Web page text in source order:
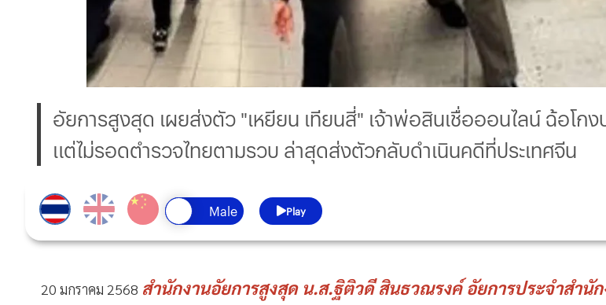
อัยการสูงสุด เผยส่งตัว "เหยียน เทียนสี่" เจ้าพ่อสินเชื่อออนไลน์ ฉ้อโก
แต่ไม่รอดตำรวจไทยตามรวบ ล่าสุดส่งตัวกลับดำเนินคดีที่ประเทศจีน
Play
20 มกราคม 2568 สำนักงานอัยการสูงสุด น.ส.ฐิติวดี สินธวณรงค์ อัยการประจำสำนัก